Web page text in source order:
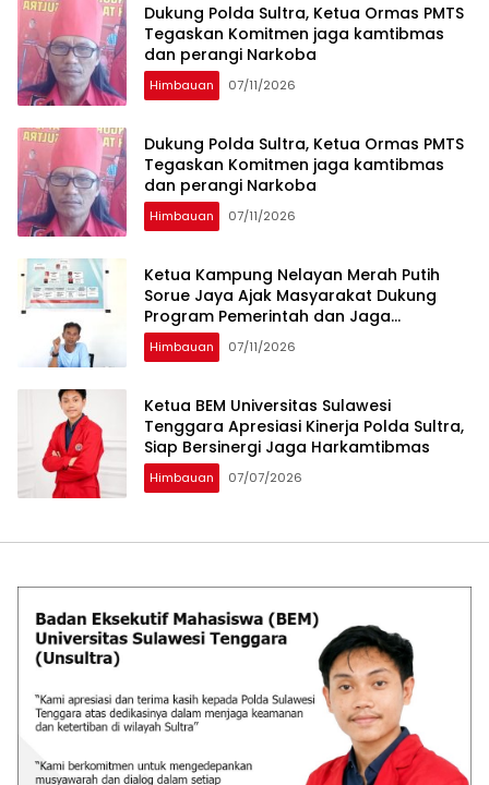
Dukung Polda Sultra, Ketua Ormas PMTS
Tegaskan Komitmen jaga kamtibmas
dan perangi Narkoba
Himbauan 07/11/2026
Dukung Polda Sultra, Ketua Ormas PMTS
Tegaskan Komitmen jaga kamtibmas
dan perangi Narkoba
Himbauan 07/11/2026
Ketua Kampung Nelayan Merah Putih
Sorue Jaya Ajak Masyarakat Dukung
Program Pemerintah dan Jaga
Kelestarian Laut
Himbauan 07/11/2026
Ketua BEM Universitas Sulawesi
Tenggara Apresiasi Kinerja Polda Sultra,
Siap Bersinergi Jaga Harkamtibmas
Himbauan 07/07/2026